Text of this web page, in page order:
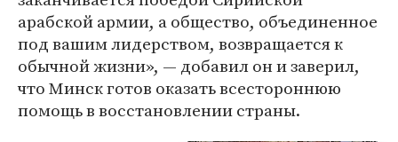
арабской армии, а общество, объединенное
под вашим лидерством, возвращается к
обычной жизни», — добавил он и заверил,
что Минск готов оказать всестороннюю
помощь в восстановлении страны.